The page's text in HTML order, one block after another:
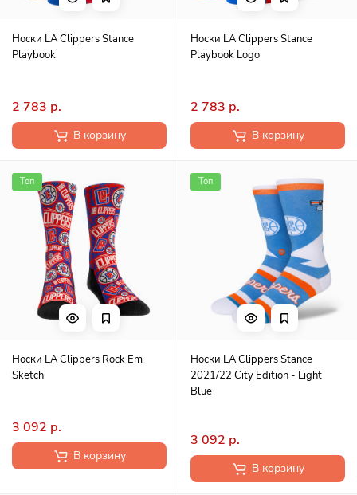
Носки LA Clippers Stance
Playbook
2 783 р.
В корзину
Носки LA Clippers Stance
Playbook Logo
2 783 р.
В корзину
Топ
Носки LA Clippers Rock Em
Sketch
3 092 р.
В корзину
Топ
Носки LA Clippers Stance
2021/22 City Edition - Light
Blue
3 092 р.
В корзину